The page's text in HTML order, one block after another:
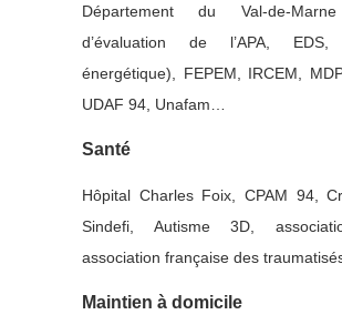
Département du Val-de-
d’évaluation de l’APA, EDS,
énergétique), FEPEM, IRCEM,
UDAF 94, Unafam…
Santé
Hôpital Charles Foix, CPAM 94,
Sindefi, Autisme 3D,
association française des
Maintien à domicile